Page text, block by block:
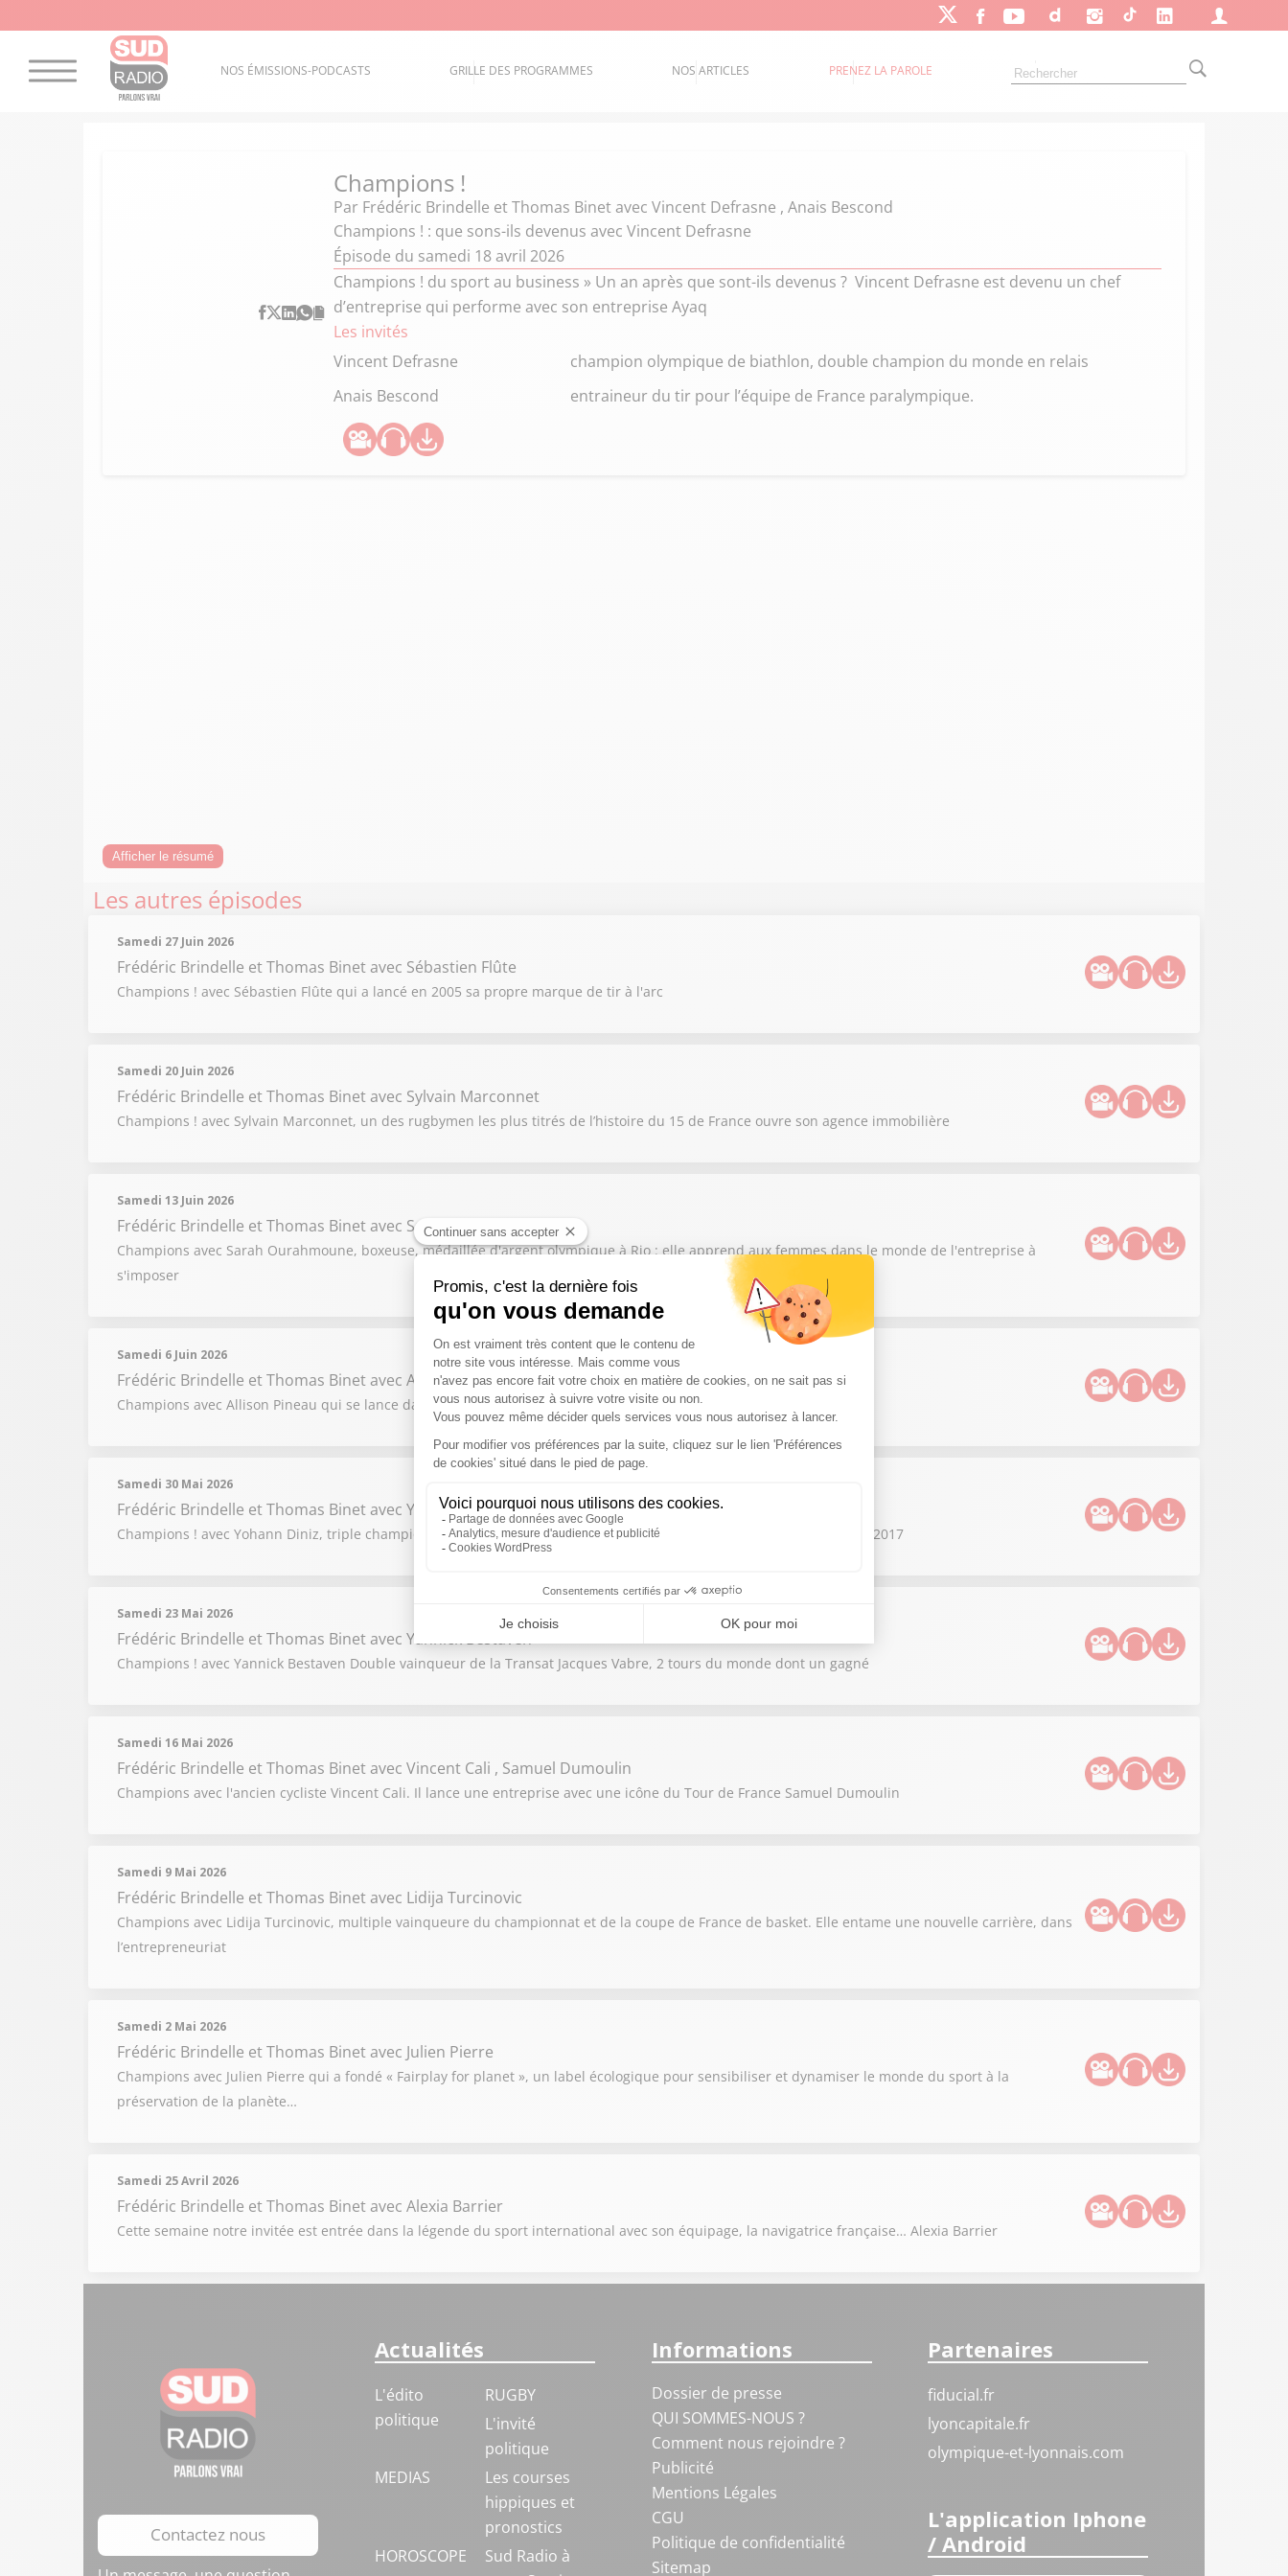
NOS ÉMISSIONS-PODCASTS GRILLE DES PROGRAMMES NOS ARTICLES PRENEZ LA PAROLE
Champions !
Par Frédéric Brindelle et Thomas Binetavec Vincent Defrasne , Anais Bescond
Champions ! : que sons-ils devenus avec Vincent Defrasne
Épisode du samedi 18 avril 2026
Champions ! du sport au business » Un an après que sont-ils devenus ? Vincent Defrasne est devenu un chef
d’entreprise qui performe avec son entreprise Ayaq
Les invités
Vincent Defrasne
champion olympique de biathlon, double champion du monde en relais
Anais Bescond
entraineur du tir pour l’équipe de France paralympique.
Afficher le résumé
Les autres épisodes
Samedi 27 Juin 2026
Frédéric Brindelle et Thomas Binetavec Sébastien Flûte
Champions ! avec Sébastien Flûte qui a lancé en 2005 sa propre marque de tir à l'arc
Samedi 20 Juin 2026
Frédéric Brindelle et Thomas Binetavec Sylvain Marconnet
Champions ! avec Sylvain Marconnet, un des rugbymen les plus titrés de l’histoire du 15 de France ouvre son agence immobilière
Samedi 13 Juin 2026
Frédéric Brindelle et Thomas Binetavec Sarah Ourahmoune
Champions avec Sarah Ourahmoune, boxeuse, médaillée d'argent olympique à Rio : elle apprend aux femmes dans le monde de l'entreprise à
s'imposer
Samedi 6 Juin 2026
Frédéric Brindelle et Thomas Binetavec Allison Pineau
Champions avec Allison Pineau qui se lance dans l’entrepreneuriat et le business
Samedi 30 Mai 2026
Frédéric Brindelle et Thomas Binetavec Yohann Diniz
Champions ! avec Yohann Diniz, triple champion d’Europe du 50 km marche, champion du monde de la discipline en 2017
Samedi 23 Mai 2026
Frédéric Brindelle et Thomas Binetavec Yannick Bestaven
Champions ! avec Yannick Bestaven Double vainqueur de la Transat Jacques Vabre, 2 tours du monde dont un gagné
Samedi 16 Mai 2026
Frédéric Brindelle et Thomas Binetavec Vincent Cali , Samuel Dumoulin
Champions avec l'ancien cycliste Vincent Cali. Il lance une entreprise avec une icône du Tour de France Samuel Dumoulin
Samedi 9 Mai 2026
Frédéric Brindelle et Thomas Binetavec Lidija Turcinovic
Champions avec Lidija Turcinovic, multiple vainqueure du championnat et de la coupe de France de basket. Elle entame une nouvelle carrière, dans
l’entrepreneuriat
Samedi 2 Mai 2026
Frédéric Brindelle et Thomas Binetavec Julien Pierre
Champions avec Julien Pierre qui a fondé « Fairplay for planet », un label écologique pour sensibiliser et dynamiser le monde du sport à la
préservation de la planète…
Samedi 25 Avril 2026
Frédéric Brindelle et Thomas Binetavec Alexia Barrier
Cette semaine notre invitée est entrée dans la légende du sport international avec son équipage, la navigatrice française… Alexia Barrier
Contactez nous
Actualités
L'édito
politique
RUGBY
L'invité
politique
MEDIAS
Les courses
hippiques et
pronostics
HOROSCOPE
Sud Radio à
Informations
Dossier de presse
QUI SOMMES-NOUS ?
Comment nous rejoindre ?
Publicité
Mentions Légales
CGU
Politique de confidentialité
Sitemap
Partenaires
fiducial.fr
lyoncapitale.fr
olympique-et-lyonnais.com
L'application Iphone
/ Android